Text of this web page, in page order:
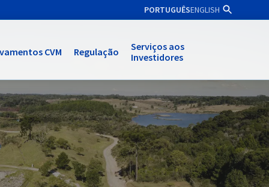
PORTUGUÊSENGLISH
CVM Regulação
Serviços aos
Investidores